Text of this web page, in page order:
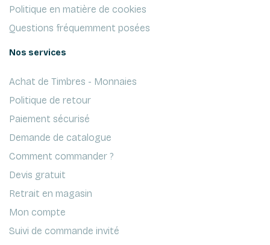
Politique en matière de cookies
Questions fréquemment posées
Nos services
Achat de Timbres - Monnaies
Politique de retour
Paiement sécurisé
Demande de catalogue
Comment commander ?
Devis gratuit
Retrait en magasin
Mon compte
Suivi de commande invité